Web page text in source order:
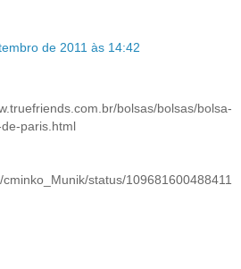
de 2011 às 14:42
bolsas/bolsas/bolsa-
paris.html
status/109681600488411